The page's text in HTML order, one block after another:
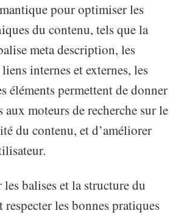
pour optimiser les
du contenu, tels que la
meta description, les
internes et externes, les
éléments permettent de donner
moteurs de recherche sur le
du contenu, et d’améliorer
balises et la structure du
les bonnes pratiques